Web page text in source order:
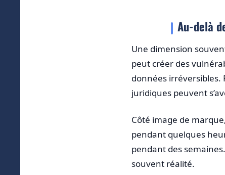
Au-delà
Une dimension
peut créer des
données irréversibles.
juridiques peuvent
Côté image de
pendant quelques
pendant des
souvent réalité.